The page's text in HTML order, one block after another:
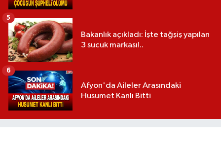
Bakanlık açıkladı: İşte tağşiş yapılan
3 sucuk markası!..
5
Afyon'da Aileler Arasındaki
Husumet Kanlı Bitti
6